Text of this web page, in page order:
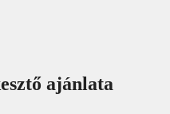
ajánlata